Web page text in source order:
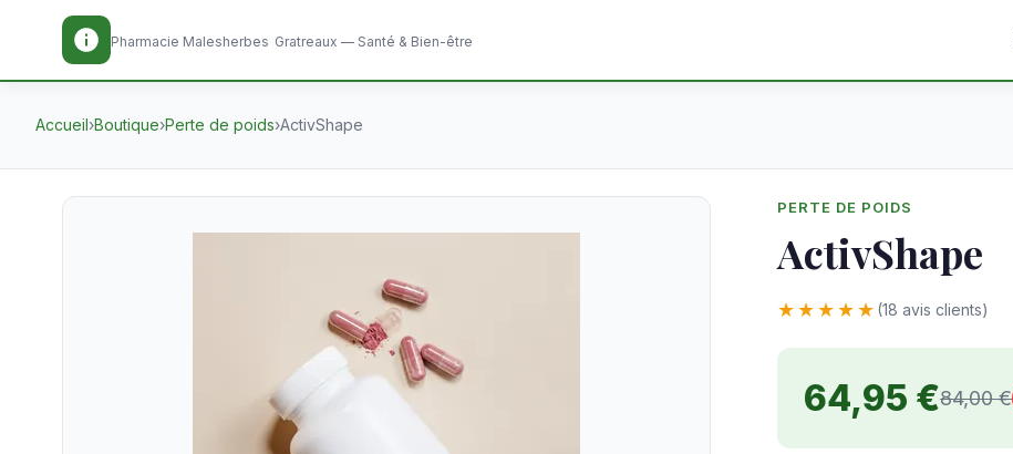
Pharmacie Malesherbes Gratreaux — Santé & Bien-être
Accueil›Boutique›Perte de poids›ActivShape
PERTE DE POIDS
ActivShape
★★★★★ (18 avis clients)
64,95 €84,00 €